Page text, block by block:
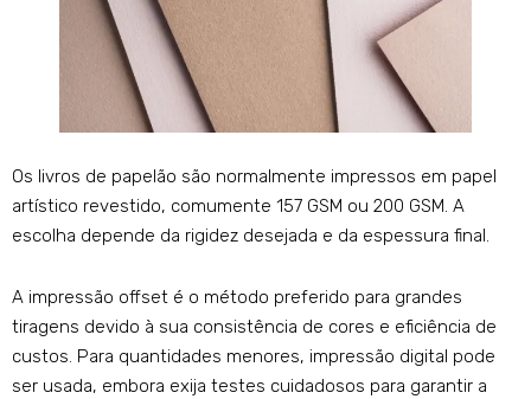
Os livros de papelão são normalmente impressos em papel
artístico revestido, comumente 157 GSM ou 200 GSM. A
escolha depende da rigidez desejada e da espessura final.
A impressão offset é o método preferido para grandes
tiragens devido à sua consistência de cores e eficiência de
custos. Para quantidades menores, impressão digital pode
ser usada, embora exija testes cuidadosos para garantir a